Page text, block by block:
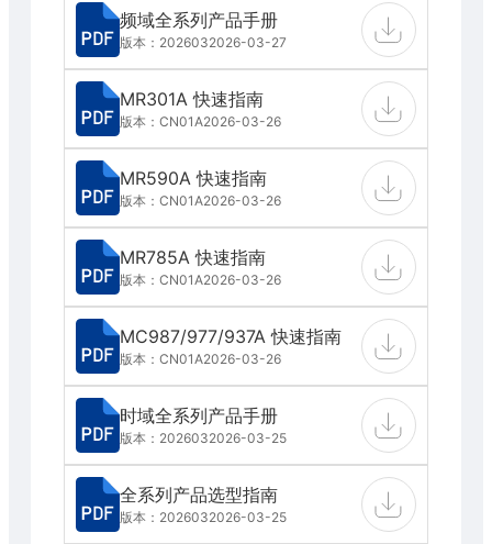
频域全系列产品手册
版本：2026032026-03-27
MR301A 快速指南
版本：CN01A2026-03-26
MR590A 快速指南
版本：CN01A2026-03-26
MR785A 快速指南
版本：CN01A2026-03-26
MC987/977/937A 快速指南
版本：CN01A2026-03-26
时域全系列产品手册
版本：2026032026-03-25
全系列产品选型指南
版本：2026032026-03-25